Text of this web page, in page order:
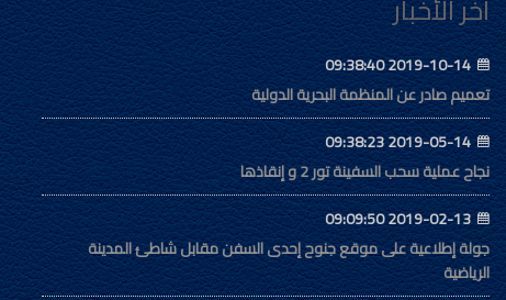
آخر الأخبار
2019-10-14 09:38:40
تعميم صادر عن المنظمة البحرية الدولية
2019-05-14 09:38:23
نجاح عملية سحب السفينة تور 2 و إنقاذها
2019-02-13 09:09:50
جولة إطلاعية على موقع جنوح إحدى السفن مقابل شاطئ المدينة
الرياضية